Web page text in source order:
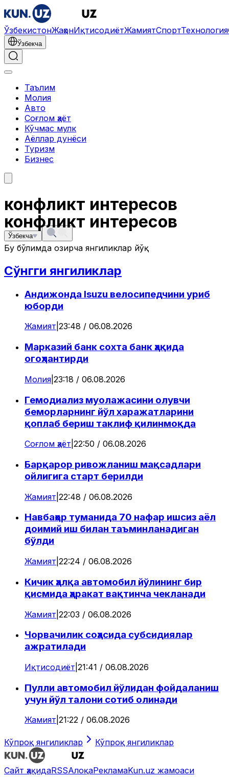
ЎзбекистонЖаҳонИқтисодиётЖамиятСпортТехнология
Ўзбекча
Таълим
Молия
Авто
Соғлом ҳаёт
Кўчмас мулк
Аёллар дунёси
Туризм
Бизнес
конфликт интересов
Ўзбекча
конфликт интересов
Бу бўлимда ҳозирча янгиликлар йўқ
Сўнгги янгиликлар
Андижонда Isuzu велосипедчини уриб
юборди
Жамият 23:48 / 06.08.2026
Марказий банк сохта банк ҳақида
огоҳлантирди
Молия 23:18 / 06.08.2026
Гемодиализ муолажасини олувчи
беморларнинг йўл харажатларини
қоплаб бериш таклиф қилинмоқда
Соғлом ҳаёт 22:50 / 06.08.2026
Барқарор ривожланиш мақсадлари
ойлигига старт берилди
Жамият 22:48 / 06.08.2026
Навбаҳор туманида 70 нафар ишсиз аёл
доимий иш билан таъминланадиган
бўлди
Жамият 22:24 / 06.08.2026
Кичик ҳалқа автомобил йўлининг бир
қисмида ҳаракат вақтинча чекланади
Жамият 22:03 / 06.08.2026
Чорвачилик соҳасида субсидиялар
ажратилади
Иқтисодиёт 21:41 / 06.08.2026
Пулли автомобил йўлидан фойдаланиш
учун йўл талони сотиб олинади
Жамият 21:22 / 06.08.2026
Кўпроқ янгиликлар Кўпроқ янгиликлар
Сайт ҳақидаRSSАлоқаРекламаKun.uz жамоаси